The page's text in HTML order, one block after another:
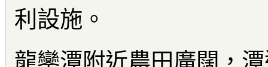
利設施。
龍鑾潭附近農田廣闊，